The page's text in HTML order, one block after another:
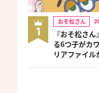
1
おそ松さん
『おそ松さ
る6つ子がカ
リアファイ